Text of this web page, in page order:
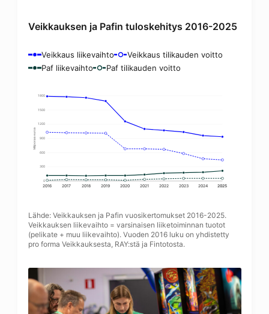
Veikkauksen ja Pafin tuloskehitys 2016-2025
Veikkaus liikevaihto
Veikkaus tilikauden voitto
Paf liikevaihto
Paf tilikauden voitto
0
300
600
900
1 200
1 500
1 800
Miljoonaa euroa
2016 2017 2018 2019 2020 2021 2022 2023 2024 2025
Lähde: Veikkauksen ja Pafin vuosikertomukset 2016-2025.
Veikkauksen liikevaihto = varsinaisen liiketoiminnan tuotot
(pelikate + muu liikevaihto). Vuoden 2016 luku on yhdistetty
pro forma Veikkauksesta, RAY:stä ja Fintotosta.